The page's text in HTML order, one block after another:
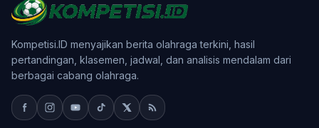
Kompetisi.ID menyajikan berita olahraga terkini, hasil
pertandingan, klasemen, jadwal, dan analisis mendalam dari
berbagai cabang olahraga.